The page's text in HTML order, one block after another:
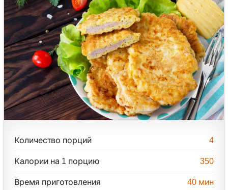
Количество порций 4
Калории на 1 порцию 350
Время приготовления 40 мин